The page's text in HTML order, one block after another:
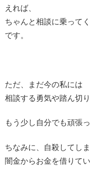
えれば、
ちゃんと相談に乗って
です。
ただ、まだ今の私には
相談する勇気や踏ん切
もう少し自分でも頑張
ちなみに、自殺してし
闇金からお金を借りて